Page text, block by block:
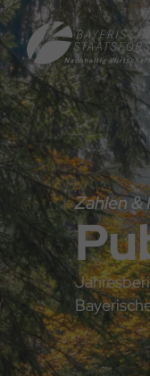
Direkt
zum
Inhalt
Direkt
zum
Footer
Hauptnavigation
Zahlen &